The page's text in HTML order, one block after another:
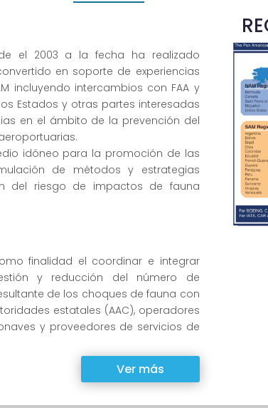
el 2003 a la fecha ha realizado
en soporte de experiencias
incluyendo intercambios con FAA y
Estados y otras partes interesadas
en el ámbito de la prevención del
idóneo para la promoción de las
de métodos y estrategias
del riesgo de impactos de fauna
finalidad el coordinar e integrar
y reducción del número de
de los choques de fauna con
estatales (AAC), operadores
y proveedores de servicios de
Ver más